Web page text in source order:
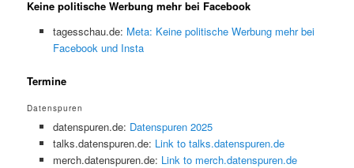
Keine politische Werbung mehr bei Facebook
tagesschau.de: Meta: Keine politische Werbung mehr bei
Facebook und Insta
Termine
Datenspuren
datenspuren.de: Datenspuren 2025
talks.datenspuren.de: Link to talks.datenspuren.de
merch.datenspuren.de: Link to merch.datenspuren.de